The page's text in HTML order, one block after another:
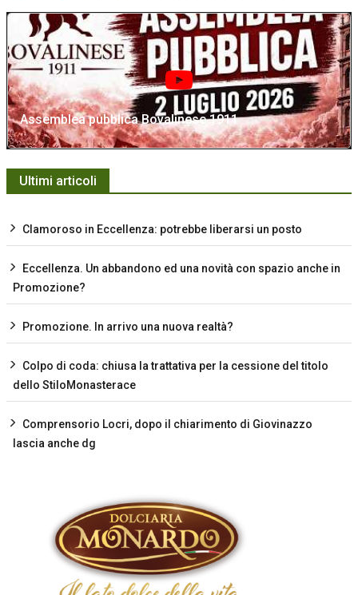
Assemblea pubblica Bovalinese 1911
Ultimi articoli
Clamoroso in Eccellenza: potrebbe liberarsi un posto
Eccellenza. Un abbandono ed una novità con spazio anche in
Promozione?
Promozione. In arrivo una nuova realtà?
Colpo di coda: chiusa la trattativa per la cessione del titolo
dello StiloMonasterace
Comprensorio Locri, dopo il chiarimento di Giovinazzo
lascia anche dg